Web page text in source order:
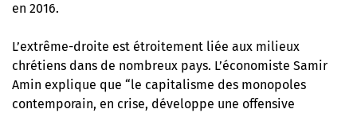
en 2016.
L’extrême-droite est étroitement liée aux milieux
chrétiens dans de nombreux pays. L’économiste Samir
Amin explique que “le capitalisme des monopoles
contemporain, en crise, développe une offensive